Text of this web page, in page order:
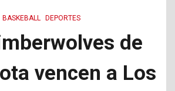
BASKEBALL DEPORTES
de
vencen a Los